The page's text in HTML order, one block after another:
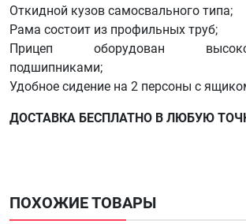
Откидной кузов самосвального типа;
Рама состоит из профильных труб;
Прицеп оборудован
подшипниками;
Удобное сидение на 2 персоны с
ДОСТАВКА БЕСПЛАТНО В ЛЮБУЮ
ПОХОЖИЕ ТОВАРЫ